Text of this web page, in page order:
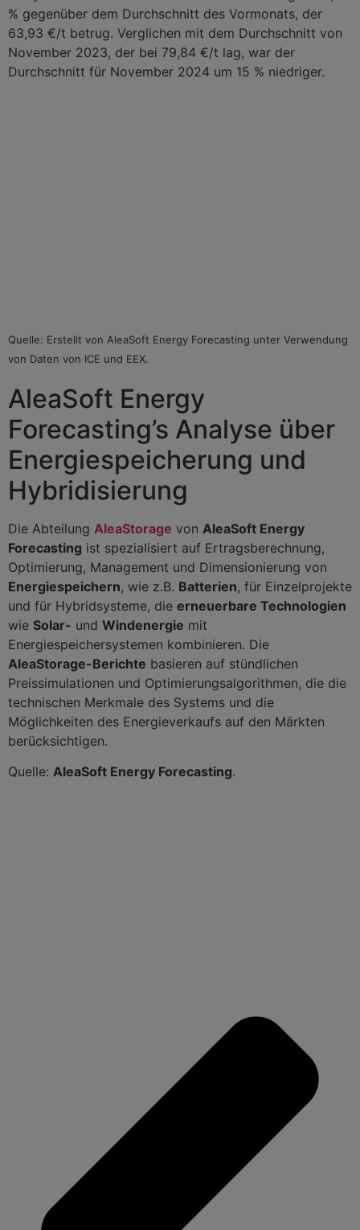
% gegenüber dem Durchschnitt des Vormonats, der
63,93 €/t betrug. Verglichen mit dem Durchschnitt von
November 2023, der bei 79,84 €/t lag, war der
Durchschnitt für November 2024 um 15 % niedriger.
Quelle: Erstellt von AleaSoft Energy Forecasting unter Verwendung
von Daten von ICE und EEX.
AleaSoft Energy
Forecasting’s Analyse über
Energiespeicherung und
Hybridisierung
Die Abteilung AleaStorage von AleaSoft Energy
Forecasting ist spezialisiert auf Ertragsberechnung,
Optimierung, Management und Dimensionierung von
Energiespeichern, wie z.B. Batterien, für Einzelprojekte
und für Hybridsysteme, die erneuerbare Technologien
wie Solar- und Windenergie mit
Energiespeichersystemen kombinieren. Die
AleaStorage-Berichte basieren auf stündlichen
Preissimulationen und Optimierungsalgorithmen, die die
technischen Merkmale des Systems und die
Möglichkeiten des Energieverkaufs auf den Märkten
berücksichtigen.
Quelle: AleaSoft Energy Forecasting.